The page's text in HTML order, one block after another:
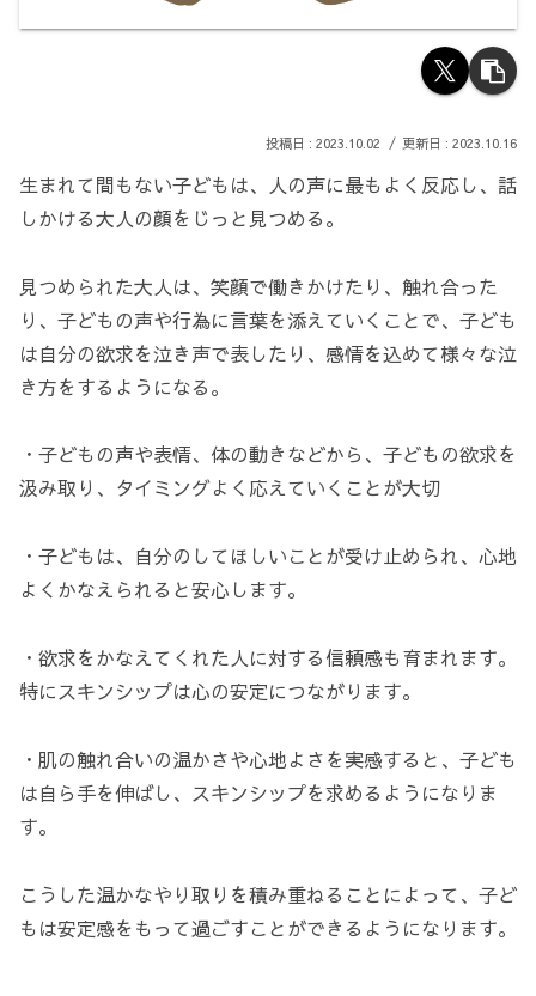
2023.10.02 2023.10.16
生まれて間もない子どもは、人の声に最もよく反応し、話
しかける大人の顔をじっと見つめる。
見つめられた大人は、笑顔で働きかけたり、触れ合った
り、子どもの声や行為に言葉を添えていくことで、子ども
は自分の欲求を泣き声で表したり、感情を込めて様々な泣
き方をするようになる。
・子どもの声や表情、体の動きなどから、子どもの欲求を
汲み取り、タイミングよく応えていくことが大切
・子どもは、自分のしてほしいことが受け止められ、心地
よくかなえられると安心します。
・欲求をかなえてくれた人に対する信頼感も育まれます。
特にスキンシップは心の安定につながります。
・肌の触れ合いの温かさや心地よさを実感すると、子ども
は自ら手を伸ばし、スキンシップを求めるようになりま
す。
こうした温かなやり取りを積み重ねることによって、子ど
もは安定感をもって過ごすことができるようになります。